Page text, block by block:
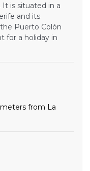
is situated in a
and its
Puerto Colón
for a holiday in
from La